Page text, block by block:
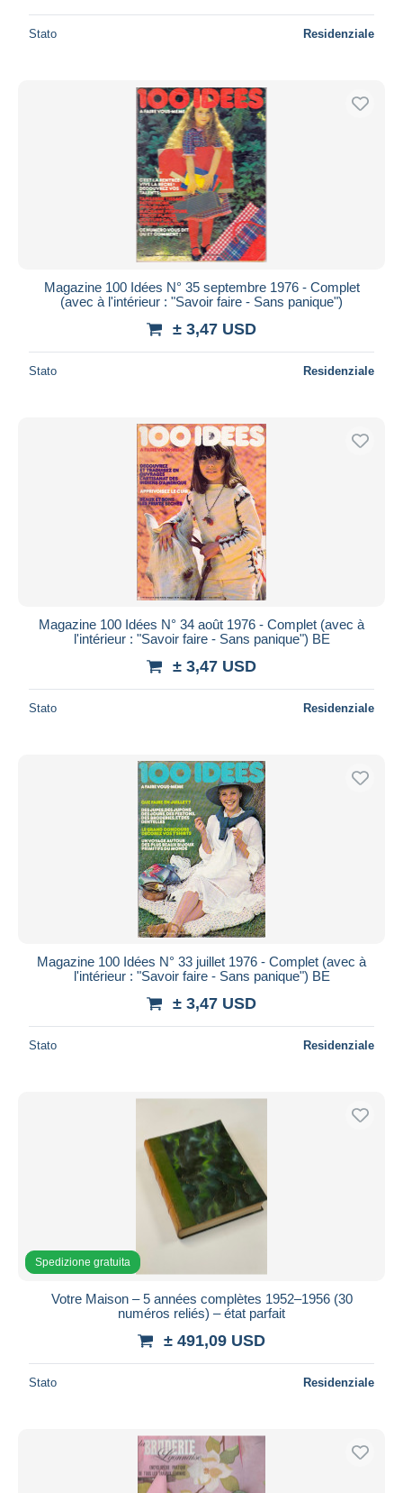
Stato Residenziale
Magazine 100 Idées N° 35 septembre 1976 - Complet
(avec à l'intérieur : "Savoir faire - Sans panique")
± 3,47 USD
Stato Residenziale
Magazine 100 Idées N° 34 août 1976 - Complet (avec à
l'intérieur : "Savoir faire - Sans panique") BE
± 3,47 USD
Stato Residenziale
Magazine 100 Idées N° 33 juillet 1976 - Complet (avec à
l'intérieur : "Savoir faire - Sans panique") BE
± 3,47 USD
Stato Residenziale
Spedizione gratuita
Votre Maison – 5 années complètes 1952–1956 (30
numéros reliés) – état parfait
± 491,09 USD
Stato Residenziale